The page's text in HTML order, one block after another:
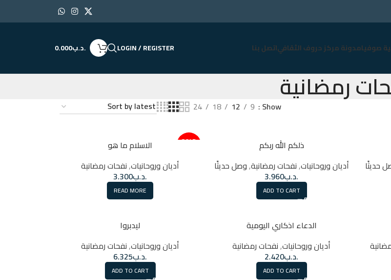
صوفيامدونة مركز حروف الثقافياتصل بنا LOGIN / REGISTER .د.ب0.000
رمضانيةShow
9
12
18
24
حديثًا
ذلكم الله ربكم
أديان وروحانيات,نفحات رمضانية,وصل حديثًا
.د.ب3.960
ADD TO CART
SOLD
الاسلام ما هو
أديان وروحانيات,نفحات رمضانية
.د.ب3.300
READ MORE
الدعاء اذكاري اليومية
أديان وروحانيات,نفحات رمضانية
.د.ب2.420
ADD TO CART
ليدبروا
أديان وروحانيات,نفحات رمضانية
.د.ب6.325
ADD TO CART